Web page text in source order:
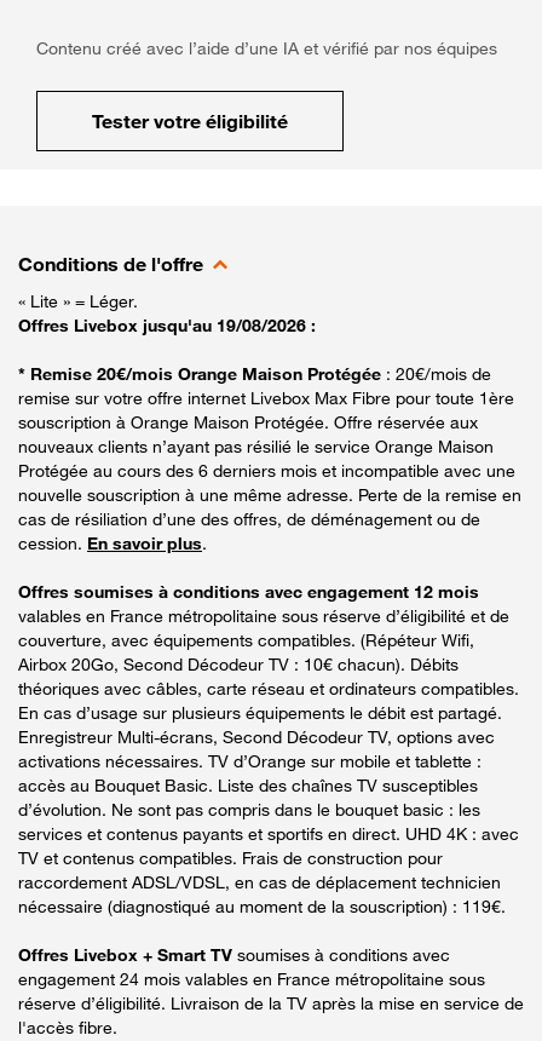
Contenu créé avec l’aide d’une IA et vérifié par nos équipes
Tester votre éligibilité
Conditions de l'offre
« Lite » = Léger.
Offres Livebox jusqu'au 19/08/2026 :
* Remise 20€/mois Orange Maison Protégée : 20€/mois de
remise sur votre offre internet Livebox Max Fibre pour toute 1ère
souscription à Orange Maison Protégée. Offre réservée aux
nouveaux clients n’ayant pas résilié le service Orange Maison
Protégée au cours des 6 derniers mois et incompatible avec une
nouvelle souscription à une même adresse. Perte de la remise en
cas de résiliation d’une des offres, de déménagement ou de
cession. En savoir plus.
Offres soumises à conditions avec engagement 12 mois
valables en France métropolitaine sous réserve d’éligibilité et de
couverture, avec équipements compatibles. (Répéteur Wifi,
Airbox 20Go, Second Décodeur TV : 10€ chacun). Débits
théoriques avec câbles, carte réseau et ordinateurs compatibles.
En cas d’usage sur plusieurs équipements le débit est partagé.
Enregistreur Multi-écrans, Second Décodeur TV, options avec
activations nécessaires. TV d’Orange sur mobile et tablette :
accès au Bouquet Basic. Liste des chaînes TV susceptibles
d’évolution. Ne sont pas compris dans le bouquet basic : les
services et contenus payants et sportifs en direct. UHD 4K : avec
TV et contenus compatibles. Frais de construction pour
raccordement ADSL/VDSL, en cas de déplacement technicien
nécessaire (diagnostiqué au moment de la souscription) : 119€.
Offres Livebox + Smart TV soumises à conditions avec
engagement 24 mois valables en France métropolitaine sous
réserve d’éligibilité. Livraison de la TV après la mise en service de
l'accès fibre.